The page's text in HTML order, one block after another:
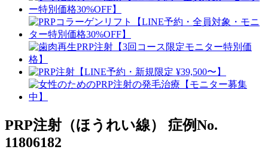
PRP注射（ほうれい線）
症例No.
11806182